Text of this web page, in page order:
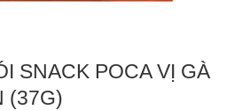
SNACK POCA VỊ GÀ
(37G)